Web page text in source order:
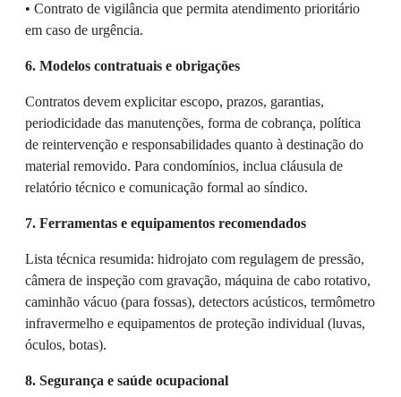
• Contrato de vigilância que permita atendimento prioritário
em caso de urgência.
6. Modelos contratuais e obrigações
Contratos devem explicitar escopo, prazos, garantias,
periodicidade das manutenções, forma de cobrança, política
de reintervenção e responsabilidades quanto à destinação do
material removido. Para condomínios, inclua cláusula de
relatório técnico e comunicação formal ao síndico.
7. Ferramentas e equipamentos recomendados
Lista técnica resumida: hidrojato com regulagem de pressão,
câmera de inspeção com gravação, máquina de cabo rotativo,
caminhão vácuo (para fossas), detectors acústicos, termômetro
infravermelho e equipamentos de proteção individual (luvas,
óculos, botas).
8. Segurança e saúde ocupacional